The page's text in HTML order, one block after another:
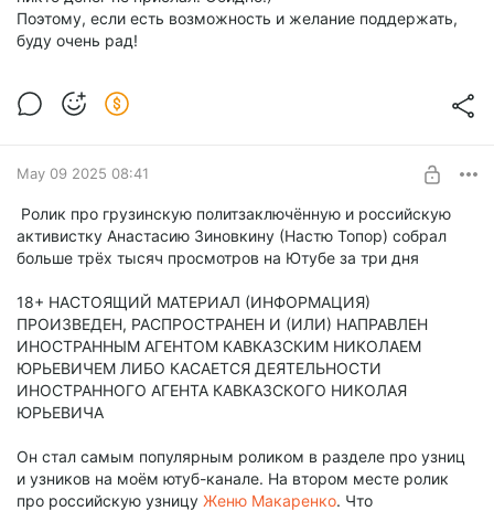
Поэтому, если есть возможность и желание поддержать,
буду очень рад!
May 09 2025 08:41
Ролик про грузинскую политзаключённую и российскую
активистку Анастасию Зиновкину (Настю Топор) собрал
больше трёх тысяч просмотров на Ютубе за три дня
18+ НАСТОЯЩИЙ МАТЕРИАЛ (ИНФОРМАЦИЯ)
ПРОИЗВЕДЕН, РАСПРОСТРАНЕН И (ИЛИ) НАПРАВЛЕН
ИНОСТРАННЫМ АГЕНТОМ КАВКАЗСКИМ НИКОЛАЕМ
ЮРЬЕВИЧЕМ ЛИБО КАСАЕТСЯ ДЕЯТЕЛЬНОСТИ
ИНОСТРАННОГО АГЕНТА КАВКАЗСКОГО НИКОЛАЯ
ЮРЬЕВИЧА
Он стал самым популярным роликом в разделе про узниц
и узников на моём ютуб-канале. На втором месте ролик
про российскую узницу Женю Макаренко. Что